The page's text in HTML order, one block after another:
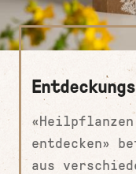
«Heilpflanzen
entdecken»
aus